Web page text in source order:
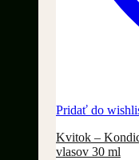
Pridať do
Kvitok –
vlasov 30 ml